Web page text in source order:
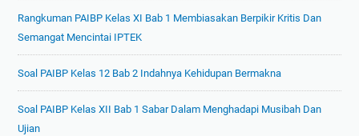
Rangkuman PAIBP Kelas XI Bab 1 Membiasakan Berpikir Kritis Dan
Semangat Mencintai IPTEK
Soal PAIBP Kelas 12 Bab 2 Indahnya Kehidupan Bermakna
Soal PAIBP Kelas XII Bab 1 Sabar Dalam Menghadapi Musibah Dan
Ujian